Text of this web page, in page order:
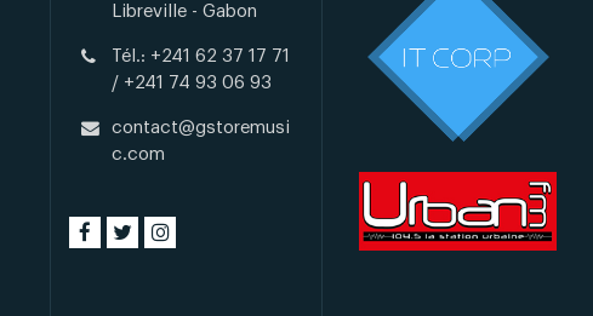
Libreville - Gabon
Tél.: +241 62 37 17 71
/ +241 74 93 06 93
contact@gstoremusi
c.com